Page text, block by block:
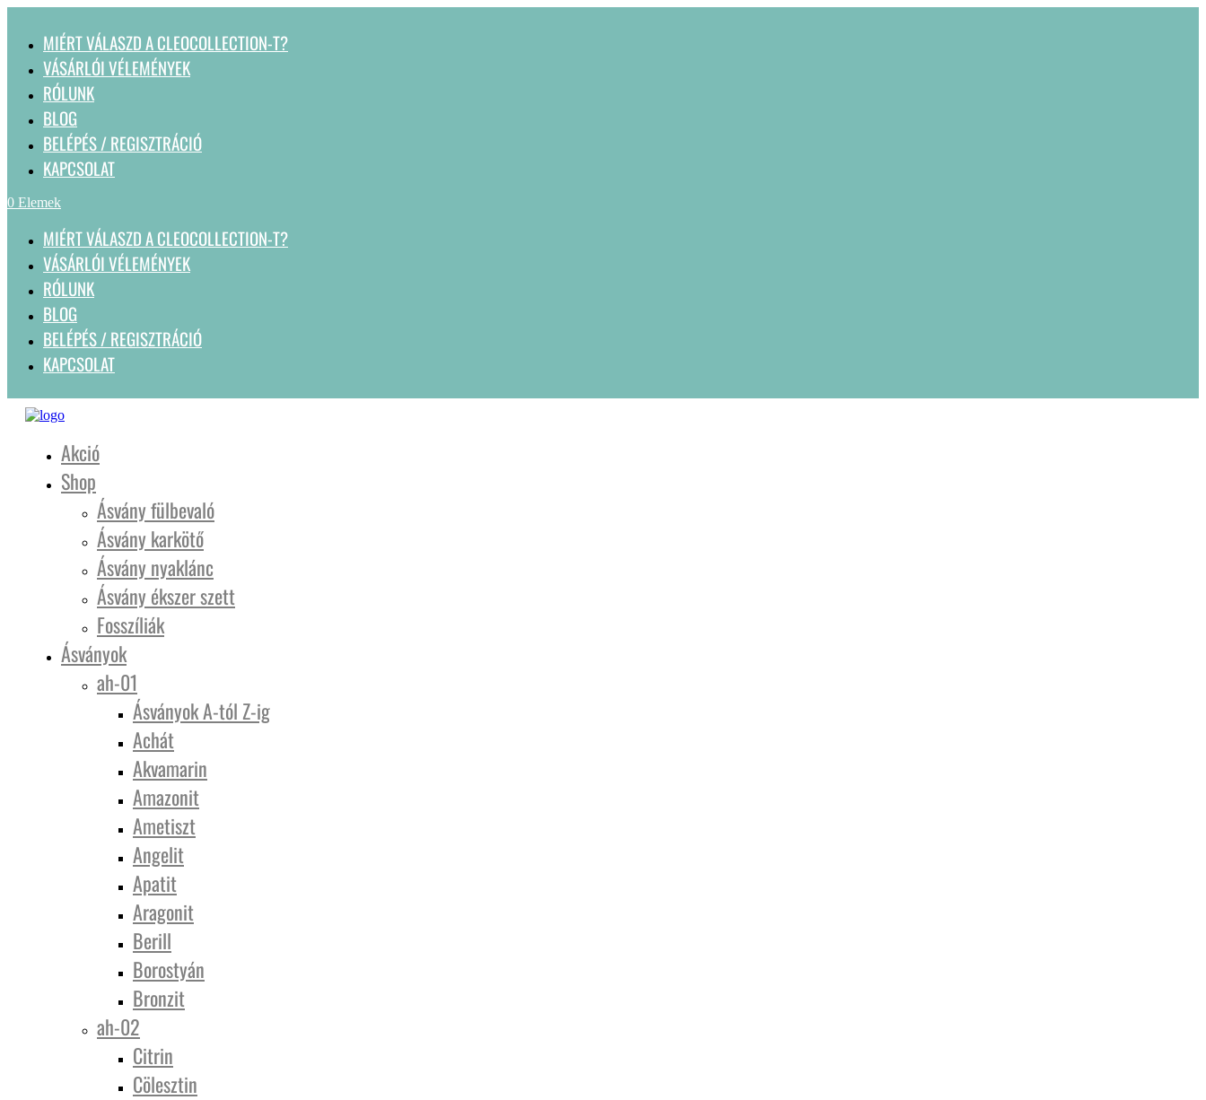
MIÉRT VÁLASZD A CLEOCOLLECTION-T?
VÁSÁRLÓI VÉLEMÉNYEK
RÓLUNK
BLOG
BELÉPÉS / REGISZTRÁCIÓ
KAPCSOLAT
0 Elemek
MIÉRT VÁLASZD A CLEOCOLLECTION-T?
VÁSÁRLÓI VÉLEMÉNYEK
RÓLUNK
BLOG
BELÉPÉS / REGISZTRÁCIÓ
KAPCSOLAT
Akció
Shop
Ásvány fülbevaló
Ásvány karkötő
Ásvány nyaklánc
Ásvány ékszer szett
Fosszíliák
Ásványok
ah-01
Ásványok A-tól Z-ig
Achát
Akvamarin
Amazonit
Ametiszt
Angelit
Apatit
Aragonit
Berill
Borostyán
Bronzit
ah-02
Citrin
Cölesztin